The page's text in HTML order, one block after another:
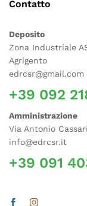
Contatto
Deposito
Zona Industriale
Agrigento
edrcsr@gmail.com
+39 092
Amministrazione
Via Antonio
info@edrcsr.it
+39 091